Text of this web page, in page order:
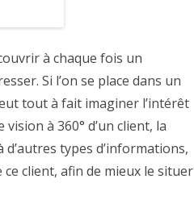
à chaque fois un
Si l’on se place dans un
tout à fait imaginer l’intérêt
à 360° d’un client, la
types d’informations,
client, afin de mieux le situer